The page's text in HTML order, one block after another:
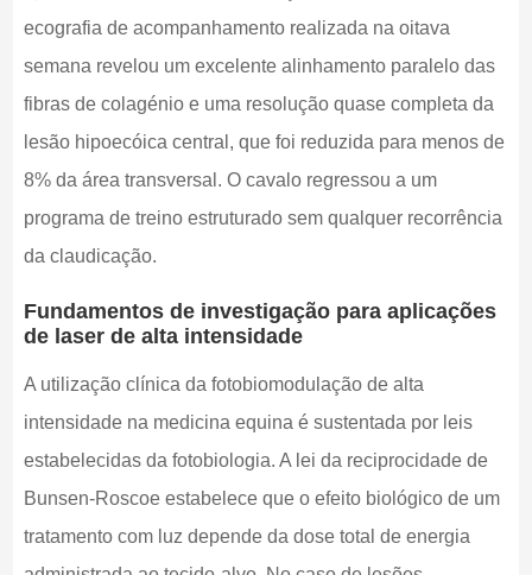
ecografia de acompanhamento realizada na oitava
semana revelou um excelente alinhamento paralelo das
fibras de colagénio e uma resolução quase completa da
lesão hipoecóica central, que foi reduzida para menos de
8% da área transversal. O cavalo regressou a um
programa de treino estruturado sem qualquer recorrência
da claudicação.
Fundamentos de investigação para aplicações
de laser de alta intensidade
A utilização clínica da fotobiomodulação de alta
intensidade na medicina equina é sustentada por leis
estabelecidas da fotobiologia. A lei da reciprocidade de
Bunsen-Roscoe estabelece que o efeito biológico de um
tratamento com luz depende da dose total de energia